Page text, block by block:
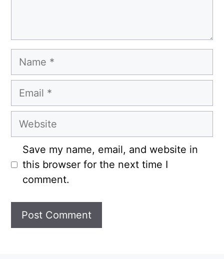
Name
Email
Website
Save my name, email, and website in
this browser for the next time I
comment.